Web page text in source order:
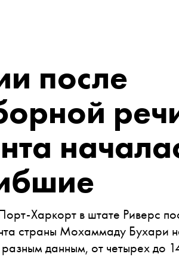
после
Харкорт в штате Риверс
страны Мохаммаду Бухари
данным, от четырех до